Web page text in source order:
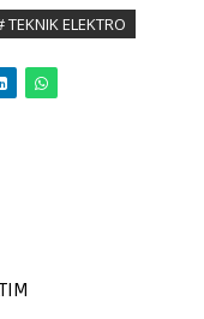
TEKNIK ELEKTRO